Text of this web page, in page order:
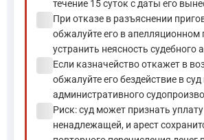
течение 15 суток с даты его
При отказе в разъяснении
обжалуйте его в апелляционном
устранить неясность судебного
Если казначейство откажет в
обжалуйте его бездействие в
административного
Риск: суд может признать уплату
ненадлежащей, и арест